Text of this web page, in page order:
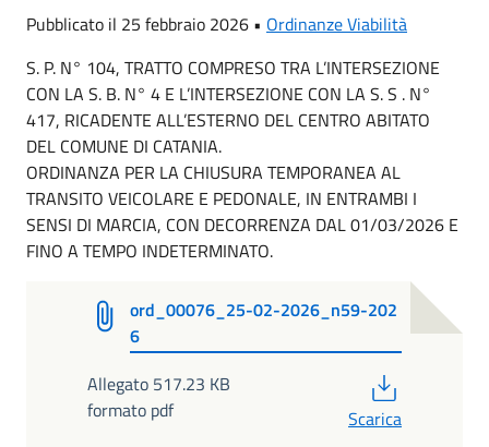
Pubblicato il 25 febbraio 2026 • Ordinanze Viabilità
S. P. N° 104, TRATTO COMPRESO TRA L’INTERSEZIONE
CON LA S. B. N° 4 E L’INTERSEZIONE CON LA S. S . N°
417, RICADENTE ALL’ESTERNO DEL CENTRO ABITATO
DEL COMUNE DI CATANIA.
ORDINANZA PER LA CHIUSURA TEMPORANEA AL
TRANSITO VEICOLARE E PEDONALE, IN ENTRAMBI I
SENSI DI MARCIA, CON DECORRENZA DAL 01/03/2026 E
FINO A TEMPO INDETERMINATO.
ord_00076_25-02-2026_n59-202
6
Allegato 517.23 KB
formato pdf
Scarica